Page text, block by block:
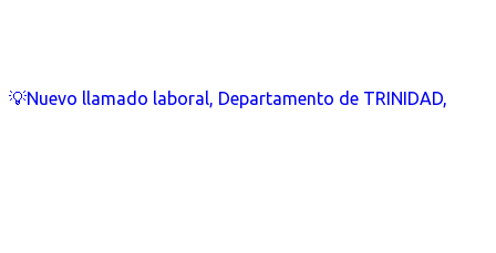
💡Nuevo llamado laboral, Departamento de TRINIDAD,